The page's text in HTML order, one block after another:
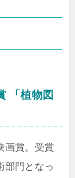
「植物図
画賞。受賞
部門となっ